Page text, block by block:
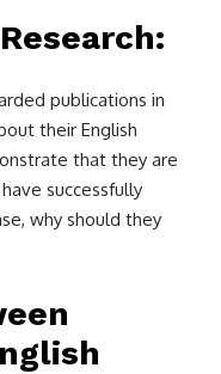
publications in
their English
that they are
successfully
why should they